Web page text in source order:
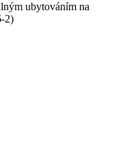
vyváženým
ubytováním na